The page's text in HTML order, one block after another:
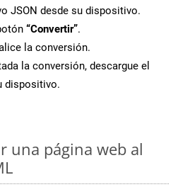
JSON desde su dispositivo.
“Convertir”.
la conversión.
la conversión, descargue el
dispositivo.
una página web al